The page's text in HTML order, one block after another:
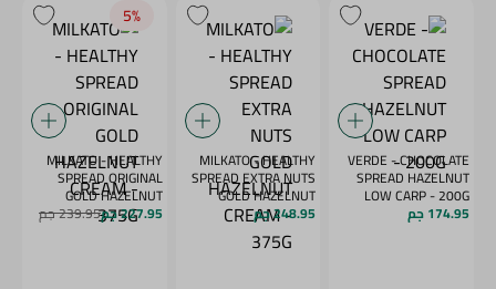
VERDE - CHOCOLATE
SPREAD HAZELNUT
LOW CARP - 200G
174.95 جم
MILKATO - HEALTHY
SPREAD EXTRA NUTS
GOLD HAZELNUT
CREAM - 375G
248.95 جم
5‎%‎
MILKATO - HEALTHY
SPREAD ORIGINAL
GOLD HAZELNUT
CREAM - 375G
227.95 جم 239.95 جم